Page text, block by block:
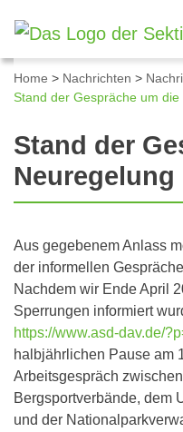
Home > Nachrichten >
Stand der Gespräche um
Stand der
Aus gegebenem Anlass
der informellen
Nachdem wir Ende April
Sperrungen informiert
https://www.asd-dav.de/
halbjährlichen Pause am
Arbeitsgespräch
Bergsportverbände, dem
und der